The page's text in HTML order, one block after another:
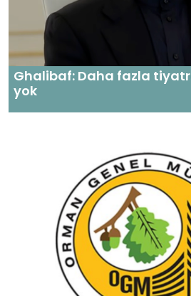
Ghalibaf: Daha fazla
yok